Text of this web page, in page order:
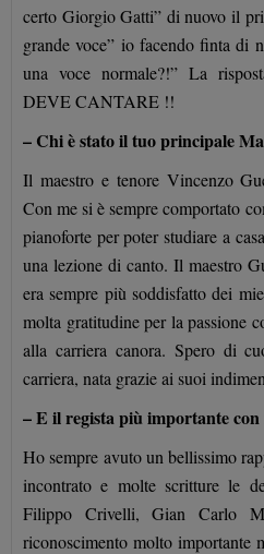
certo Giorgio Gatti” di nuovo il
grande voce” io facendo finta di
una voce normale?!” La
DEVE CANTARE !!
– Chi è stato il tuo principale
Il maestro e tenore Vincenzo
Con me si è sempre comportato
pianoforte per poter studiare a
una lezione di canto. Il maestro
era sempre più soddisfatto dei
molta gratitudine per la passione
alla carriera canora. Spero di
carriera, nata grazie ai suoi
– E il regista più importante
Ho sempre avuto un bellissimo
incontrato e molte scritture le
Filippo Crivelli, Gian Carlo
riconoscimento molto importante